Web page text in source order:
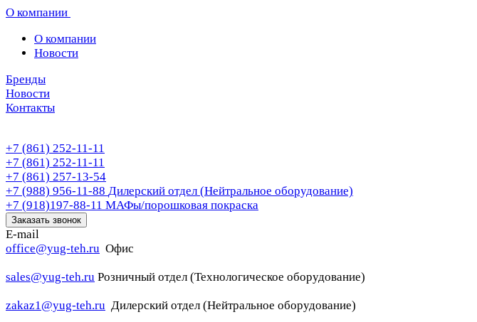
О компании
О компании
Новости
Бренды
Новости
Контакты
+7 (861) 252-11-11
+7 (861) 252-11-11
+7 (861) 257-13-54
+7 (988) 956-11-88 Дилерский отдел (Нейтральное оборудование)
+7 (918)197-88-11 МАФы/порошковая покраска
Заказать звонок
E-mail
office@yug-teh.ru Офис
sales@yug-teh.ru Розничный отдел (Технологическое оборудование)
zakaz1@yug-teh.ru Дилерский отдел (Нейтральное оборудование)